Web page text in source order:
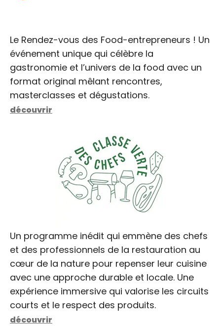
Le Rendez-vous des Food-entrepreneurs ! Un
événement unique qui célèbre la
gastronomie et l’univers de la food avec un
format original mêlant rencontres,
masterclasses et dégustations.
découvrir
Un programme inédit qui emmène des chefs
et des professionnels de la restauration au
cœur de la nature pour repenser leur cuisine
avec une approche durable et locale. Une
expérience immersive qui valorise les circuits
courts et le respect des produits.
découvrir